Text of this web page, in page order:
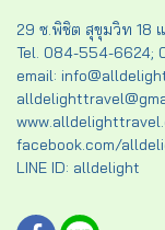
29 ซ.พิชิต สุขุมวิท 18 แ
Tel. 084-554-6624;
email:
facebook.com/
LINE ID: alldelight